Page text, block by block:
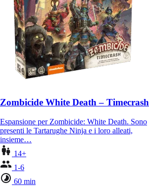
Zombicide White Death – Timecrash
Espansione per Zombicide: White Death. Sono
presenti le Tartarughe Ninja e i loro alleati,
insieme…
14+
1-6
60 min